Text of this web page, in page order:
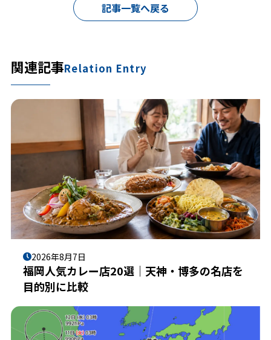
記事一覧へ戻る
関連記事Relation Entry
2026年8月7日
福岡人気カレー店20選｜天神・博多の名店を
目的別に比較